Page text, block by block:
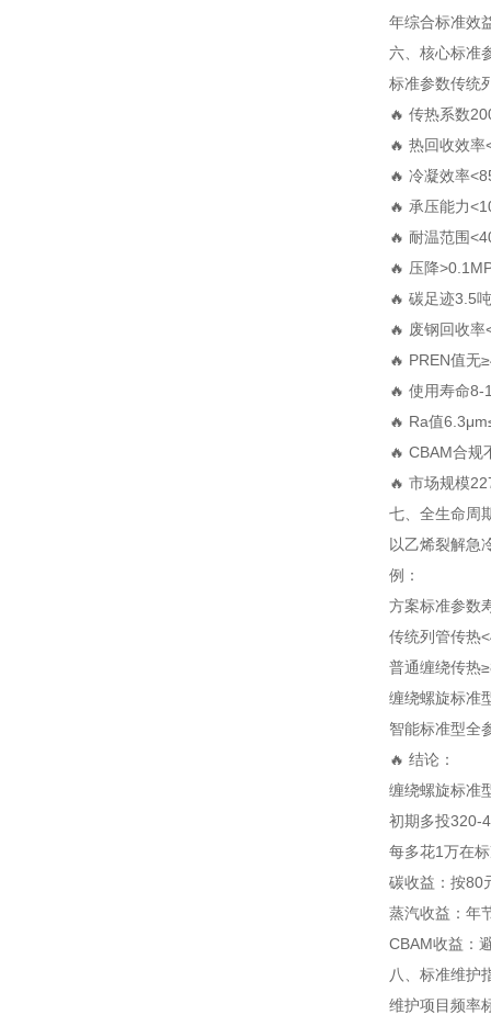
年综合标准效
六、核心标准
标准参数传统
🔥 传热系数
🔥 热回收效率
🔥 冷凝效率
🔥 承压能力
🔥 耐温范围
🔥 压降
🔥 碳足迹3.5
🔥 废钢回收率
🔥 PREN值无
🔥 使用寿命8-
🔥 Ra值6.3μm
🔥 CBAM合规
🔥 市场规模
七、全生命周
以乙烯裂解急
例：
方案标准参数
传统列管传热
普通缠绕传热
缠绕螺旋标准
智能标准型全
🔥 结论：
缠绕螺旋标准
初期多投320-
每多花1万在
碳收益：按80
蒸汽收益：年
CBAM收益：
八、标准维
维护项目频率